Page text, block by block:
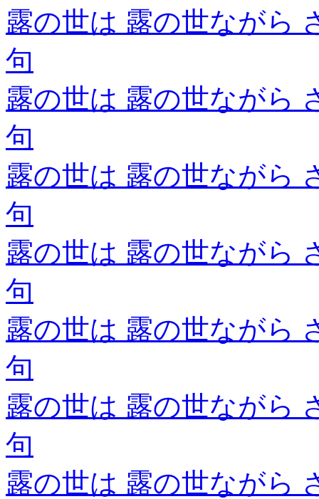
露の世は 露の世ながら
句
露の世は 露の世ながら
句
露の世は 露の世ながら
句
露の世は 露の世ながら
句
露の世は 露の世ながら
句
露の世は 露の世ながら
句
露の世は 露の世ながら